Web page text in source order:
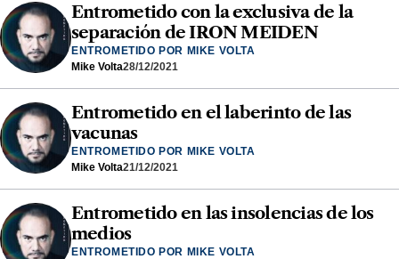
Entrometido con la exclusiva de la
separación de IRON MEIDEN
ENTROMETIDO POR MIKE VOLTA
Mike Volta28/12/2021
Entrometido en el laberinto de las
vacunas
ENTROMETIDO POR MIKE VOLTA
Mike Volta21/12/2021
Entrometido en las insolencias de los
medios
ENTROMETIDO POR MIKE VOLTA